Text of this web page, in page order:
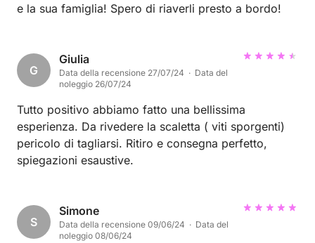
e la sua famiglia! Spero di riaverli presto a bordo!
G
Giulia
Data della recensione 27/07/24 · Data del
noleggio 26/07/24
Tutto positivo abbiamo fatto una bellissima
esperienza. Da rivedere la scaletta ( viti sporgenti)
pericolo di tagliarsi. Ritiro e consegna perfetto,
spiegazioni esaustive.
S
Simone
Data della recensione 09/06/24 · Data del
noleggio 08/06/24